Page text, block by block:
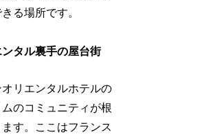
る場所です。
タル裏手の屋台街
リエンタルホテルの
のコミュニティが根
す。ここはフランス